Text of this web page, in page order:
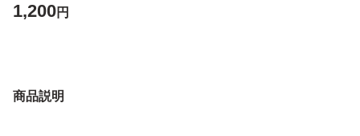
1,200円
商品説明